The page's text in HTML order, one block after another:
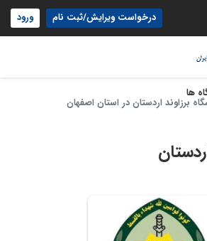
درخواست ویرایش/ثبت نام ورود
ها
برزاوند اردستان در استان اصفهان